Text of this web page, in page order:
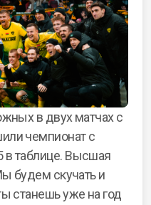
чемпионат с
в таблице. Высшая
будем скучать и
станешь уже на год